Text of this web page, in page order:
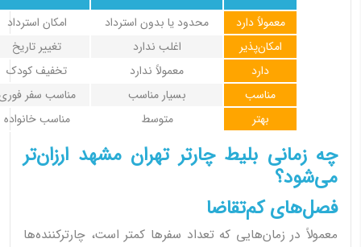
امکان استرداد
محدود یا بدون استرداد
معمولاً دارد
تغییر تاریخ
اغلب ندارد
امکان‌پذیر
تخفیف کودک
معمولاً ندارد
دارد
مناسب سفر
بسیار مناسب
مناسب
مناسب خانواده
متوسط بهتر
چه زمانی بلیط چارتر تهران مشهد ارزان‌تر
می‌شود؟
فصل‌های کم‌تقاضا
معمولاً در زمان‌هایی که تعداد سفرها کمتر است، چارترکننده‌ها